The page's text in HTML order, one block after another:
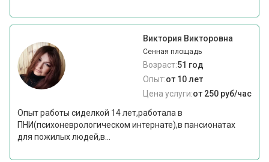
Виктория Викторовна
Сенная площадь
Возраст:51 год
Опыт:от 10 лет
Цена услуги:от 250 руб/час
Опыт работы сиделкой 14 лет,работала в
ПНИ(психоневрологическом интернате),в пансионатах
для пожилых людей,в...